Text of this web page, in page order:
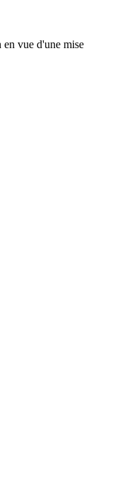
en vue d'une mise